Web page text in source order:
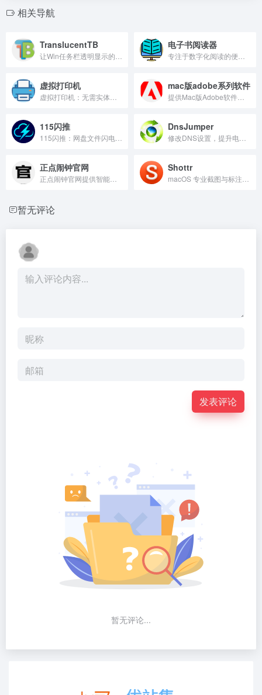
相关导航
TranslucentTB 电子书阅读器
虚拟打印机 mac版adobe系列软件
115闪推 DnsJumper
正点闹钟官网 Shottr
暂无评论
发表评论
暂无评论...